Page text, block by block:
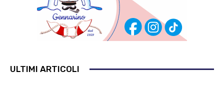
ULTIMI ARTICOLI